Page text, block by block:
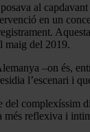
al
en un
maig del 2019.
–on és,
l’escenari i
complexíssim
més reflexiva i